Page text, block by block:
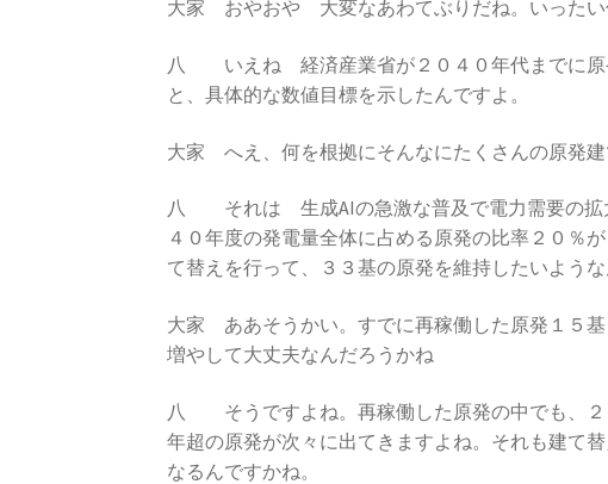
大家 おやおや 大変なあわてぶりだね。いったい
八 いえね 経済産業省が２０４０年代までに原
と、具体的な数値目標を示したんですよ。
大家 へえ、何を根拠にそんなにたくさんの原発建
八 それは 生成AIの急激な普及で電力需要の拡
４０年度の発電量全体に占める原発の比率２０％
て替えを行って、３３基の原発を維持したいよう
大家 ああそうかい。すでに再稼働した原発１５
増やして大丈夫なんだろうかね
八 そうですよね。再稼働した原発の中でも、２
年超の原発が次々に出てきますよね。それも建て
なるんですかね。